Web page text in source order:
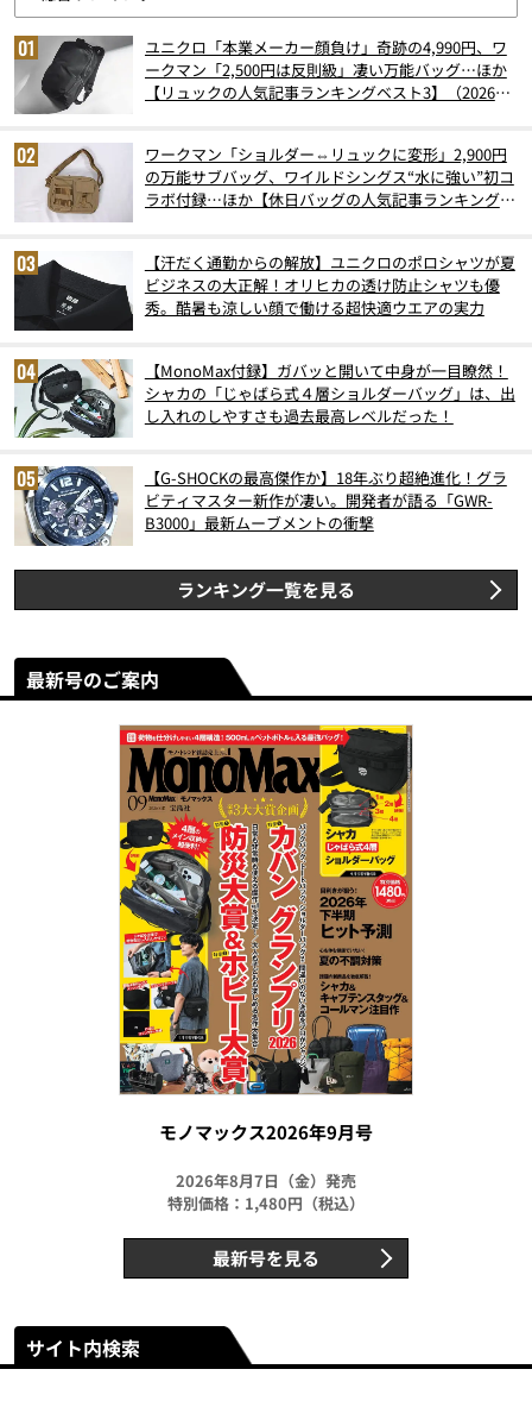
ユニクロ「本業メーカー顔負け」奇跡の4,990円、ワ
ークマン「2,500円は反則級」凄い万能バッグ…ほか
【リュックの人気記事ランキングベスト3】（2026年
ワークマン「ショルダー⇔リュックに変形」2,900円
の万能サブバッグ、ワイルドシングス“水に強い”初コ
ラボ付録…ほか【休日バッグの人気記事ランキングベ
【汗だく通勤からの解放】ユニクロのポロシャツが夏
ビジネスの大正解！オリヒカの透け防止シャツも優
秀。酷暑も涼しい顔で働ける超快適ウエアの実力
【MonoMax付録】ガバッと開いて中身が一目瞭然！
シャカの「じゃばら式４層ショルダーバッグ」は、出
し入れのしやすさも過去最高レベルだった！
【G-SHOCKの最高傑作か】18年ぶり超絶進化！グラ
ビティマスター新作が凄い。開発者が語る「GWR-
B3000」最新ムーブメントの衝撃
ランキング一覧を見る
最新号のご案内
モノマックス2026年9月号
2026年8月7日（金）発売
特別価格：1,480円（税込）
最新号を見る
サイト内検索